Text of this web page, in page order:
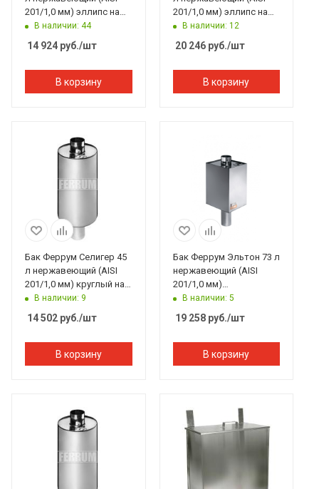
201/1,0 мм) эллипс на
трубе
В наличии: 44
14 924 руб./шт
В корзину
201/1,0 мм) эллипс на
трубе
В наличии: 12
20 246руб./шт
В корзину
Бак Феррум Селигер 45
л нержавеющий (AISI
201/1,0 мм) круглый на
трубе
В наличии: 9
14 502 руб./шт
В корзину
Бак Феррум Эльтон 73 л
нержавеющий (AISI
201/1,0 мм)
прямоугольный на
трубе
В наличии: 5
19 258руб./шт
В корзину